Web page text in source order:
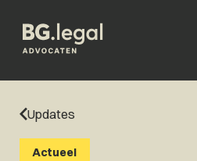
Updates
Actueel